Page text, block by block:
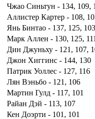
Чжао Синьтун - 134, 109,
Аллистер Картер - 108,
Янь Бинтао - 137, 125, 103
Марк Аллен - 130, 125, 111
Дин Джуньху - 121, 107,
Джон Хиггинс - 144, 130
Патрик Уоллес - 127, 116
Лян Вэньбо - 121, 106
Мартин Гулд - 117, 101
Райан Дэй - 113, 107
Кен Доэрти - 101, 101